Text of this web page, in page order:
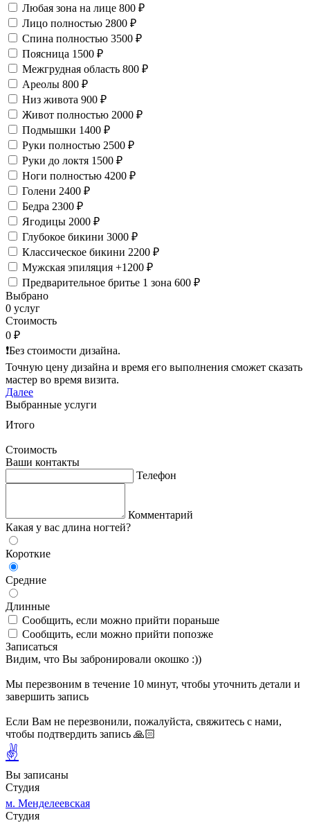
Любая зона на лице 800 ₽
Лицо полностью 2800 ₽
Спина полностью 3500 ₽
Поясница 1500 ₽
Межгрудная область 800 ₽
Ареолы 800 ₽
Низ живота 900 ₽
Живот полностью 2000 ₽
Подмышки 1400 ₽
Руки полностью 2500 ₽
Руки до локтя 1500 ₽
Ноги полностью 4200 ₽
Голени 2400 ₽
Бедра 2300 ₽
Ягодицы 2000 ₽
Глубокое бикини 3000 ₽
Классическое бикини 2200 ₽
Мужская эпиляция +1200 ₽
Предварительное бритье 1 зона 600 ₽
Выбрано
0 услуг
Стоимость
0 ₽
❗️Без стоимости дизайна.
Точную цену дизайна и время его выполнения сможет сказать
мастер во время визита.
Далее
Выбранные услуги
Итого
Стоимость
Ваши контакты
Телефон
Комментарий
Какая у вас длина ногтей?
Короткие
Средние
Длинные
Сообщить, если можно прийти пораньше
Сообщить, если можно прийти попозже
Записаться
Видим, что Вы забронировали окошко :))
Мы перезвоним в течение 10 минут, чтобы уточнить детали и
завершить запись
Если Вам не перезвонили, пожалуйста, свяжитесь с нами,
чтобы подтвердить запись 🙏🏻
✌
Вы записаны
Студия
м. Менделеевская
Студия